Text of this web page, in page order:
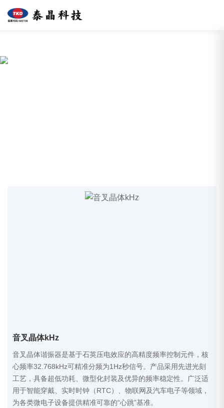
免费看片网址,免费看片18禁,手
机成人看片,黄色片手机看片
音叉晶体kHz
音叉晶体谐振器是基于石英压电效应的高精度频率控制元件，核
心频率32.768kHz可精准分频为1Hz秒信号。产品采用先进光刻
工艺，具备超低功耗、微型化封装及优异的频率稳定性。广泛适
用于智能穿戴、实时时钟（RTC）、物联网及汽车电子等领域，
为各类微电子设备提供精准可靠的“心跳”基准。